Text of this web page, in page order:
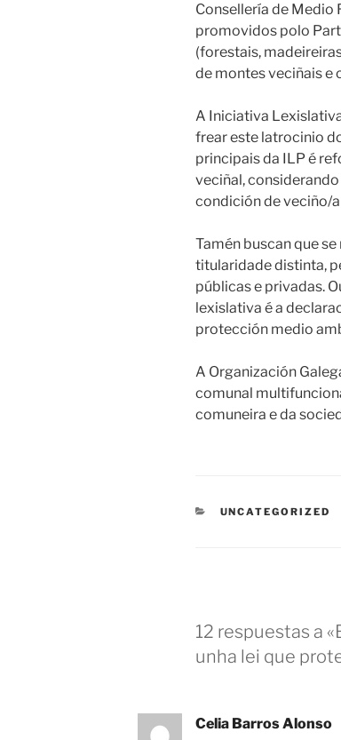
Consellería de Medio
promovidos polo
(forestais,
de montes veciñais e
A Iniciativa
frear este latrocinio
principais da ILP é
veciñal,
condición de veciño/
Tamén buscan que
titularidade distinta,
públicas e privadas.
lexislativa é a
protección medio
A Organización
comunal
comuneira e da
CATEGORÍAS
UNCATEGORIZED
12 respuestas a
unha lei que
Celia Barros Alonso